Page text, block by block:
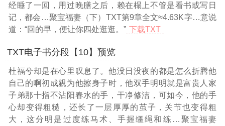
经睡了一回，用过晚膳之后，赖在榻上不管是看书或写日
记，都会 …聚宝福妻（下）TXT第9章全文≈4.63K字…意说
道：“回的早，便让你四处逛逛。” 下载TXT
TXT电子书分段【10】预览
杜福兮却是在心里叹息了。他没日没夜的都是怎么折腾他
自己的啊初成親为他擦身子时，他双手明明就是富贵人家
子弟那十指不沾阳春水的手，干净修洁，可如今，他的手
心却变得粗糙，还长了一层厚厚的茧子，关节也变得粗
大，这分明是过度练马术、手握缰绳和练 …聚宝福妻